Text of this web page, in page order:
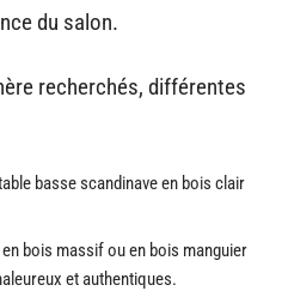
du salon.
recherchés, différentes
basse scandinave en bois clair
bois massif ou en bois manguier
et authentiques.